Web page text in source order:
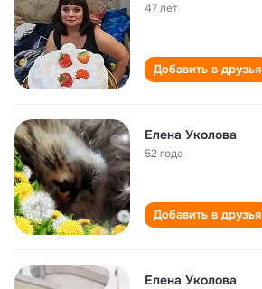
47 лет
Добавить в друзья
Елена Уколова
52 года
Добавить в друзья
Елена Уколова